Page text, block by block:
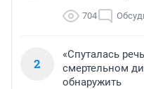
704
2
«Спуталась
смертельном
обнаружить